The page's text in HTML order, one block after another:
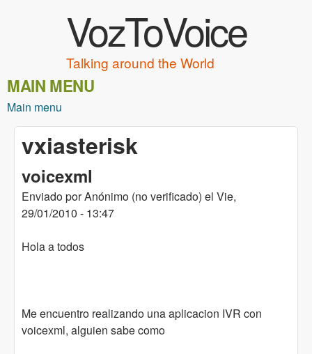
VozToVoice
Talking around the World
MAIN MENU
Main menu
vxiasterisk
voicexml
Enviado porAnónimo (no verificado) el Vie,
29/01/2010 - 13:47
Hola a todos
Me encuentro realizando una aplicacion IVR con
voicexml, alguien sabe como